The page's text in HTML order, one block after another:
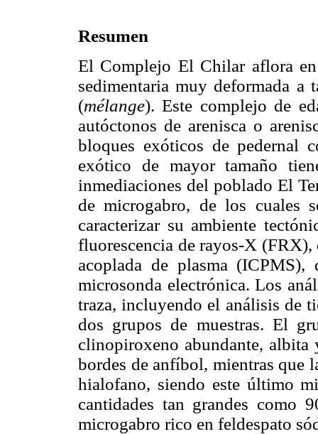
Resumen
El Complejo El Chilar aflora
sedimentaria muy deformada a
(mélange). Este complejo de
autóctonos de arenisca o
bloques exóticos de pedernal
exótico de mayor tamaño
inmediaciones del poblado El
de microgabro, de los cuales
caracterizar su ambiente
fluorescencia de rayos-X (FRX),
acoplada de plasma
microsonda electrónica. Los
traza, incluyendo el análisis de
dos grupos de muestras. El
clinopiroxeno abundante,
bordes de anfíbol, mientras que
hialofano, siendo este último
cantidades tan grandes como
microgabro rico en feldespato